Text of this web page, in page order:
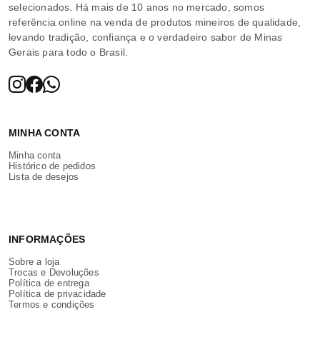
selecionados. Há mais de 10 anos no mercado, somos
referência online na venda de produtos mineiros de qualidade,
levando tradição, confiança e o verdadeiro sabor de Minas
Gerais para todo o Brasil.
MINHA CONTA
Minha conta
Histórico de pedidos
Lista de desejos
INFORMAÇÕES
Sobre a loja
Trocas e Devoluções
Política de entrega
Política de privacidade
Termos e condições